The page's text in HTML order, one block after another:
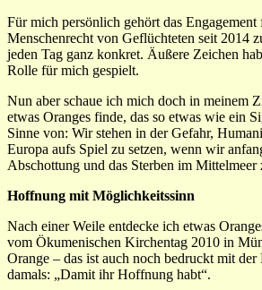
Für mich persönlich gehört das
Menschenrecht von Geflüchteten seit 2014
jeden Tag ganz konkret. Äußere Zeichen
Rolle für mich gespielt.
Nun aber schaue ich mich doch in meinem
etwas Oranges finde, das so etwas wie ein
Sinne von: Wir stehen in der Gefahr,
Europa aufs Spiel zu setzen, wenn wir
Abschottung und das Sterben im Mittelmeer
Hoffnung mit Möglichkeitssinn
Nach einer Weile entdecke ich etwas
vom Ökumenischen Kirchentag 2010 in
Orange – das ist auch noch bedruckt mit
damals: „Damit ihr Hoffnung habt“.